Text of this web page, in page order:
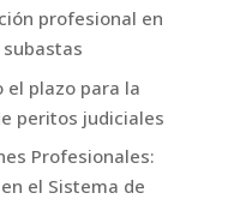
profesional en
el plazo para la
peritos judiciales
Profesionales:
el Sistema de